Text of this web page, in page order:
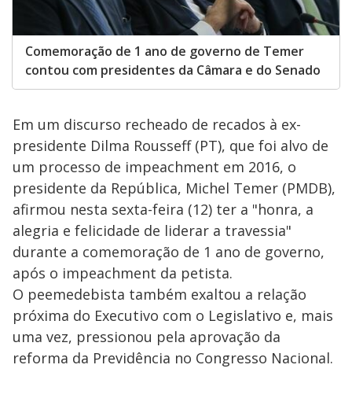
Comemoração de 1 ano de governo de Temer
contou com presidentes da Câmara e do Senado
Em um discurso recheado de recados à ex-
presidente Dilma Rousseff (PT), que foi alvo de
um processo de impeachment em 2016, o
presidente da República, Michel Temer (PMDB),
afirmou nesta sexta-feira (12) ter a "honra, a
alegria e felicidade de liderar a travessia"
durante a comemoração de 1 ano de governo,
após o impeachment da petista.
O peemedebista também exaltou a relação
próxima do Executivo com o Legislativo e, mais
uma vez, pressionou pela aprovação da
reforma da Previdência no Congresso Nacional.